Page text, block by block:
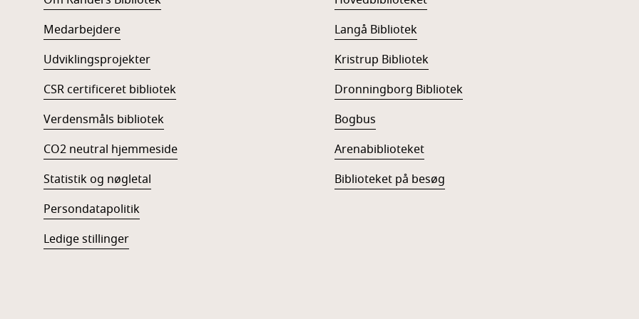
Medarbejdere
Udviklingsprojekter
CSR certificeret bibliotek
Verdensmåls bibliotek
CO2 neutral hjemmeside
Statistik og nøgletal
Persondatapolitik
Ledige stillinger
Langå Bibliotek
Kristrup Bibliotek
Dronningborg Bibliotek
Bogbus
Arenabiblioteket
Biblioteket på besøg